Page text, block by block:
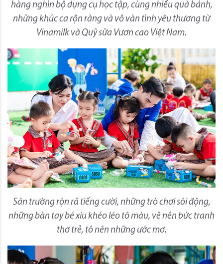
hàng nghìn bộ dụng cụ học tập, cùng nhiều quà bánh,
những khúc ca rộn ràng và vô vàn tình yêu thương từ
Vinamilk và Quỹ sữa Vươn cao Việt Nam.
Sân trường rộn rã tiếng cười, những trò chơi sôi động,
những bàn tay bé xíu khéo léo tô màu, vẽ nên bức tranh
thơ trẻ, tô nên những ước mơ.